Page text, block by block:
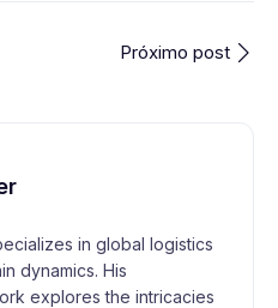
Próximo post
in global logistics
dynamics. His
explores the intricacies